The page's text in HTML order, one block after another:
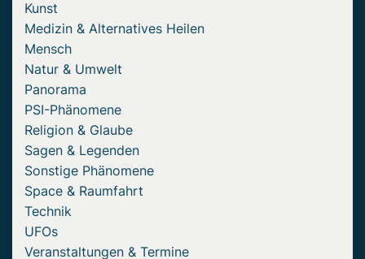
Kunst
Medizin & Alternatives Heilen
Mensch
Natur & Umwelt
Panorama
PSI-Phänomene
Religion & Glaube
Sagen & Legenden
Sonstige Phänomene
Space & Raumfahrt
Technik
UFOs
Veranstaltungen & Termine